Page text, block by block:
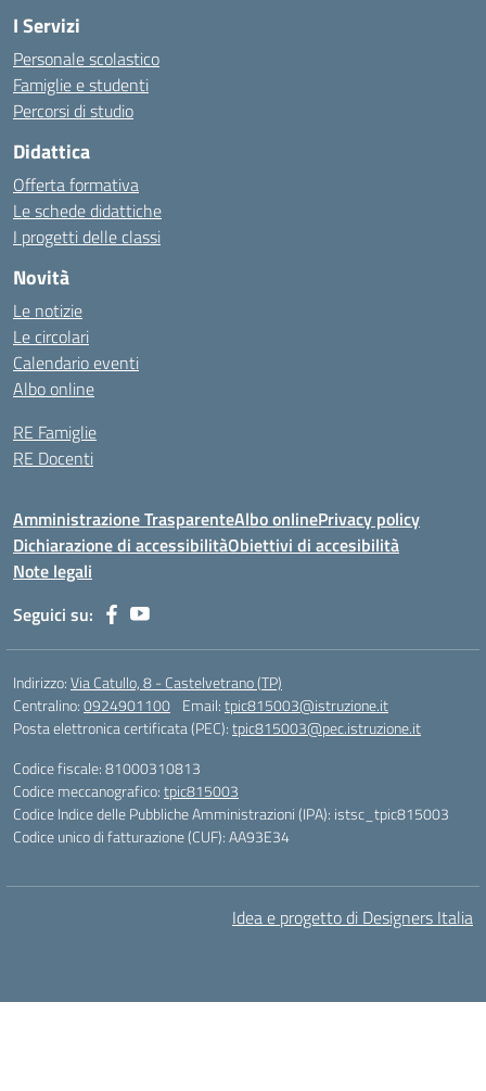
I Servizi
Personale scolastico
Famiglie e studenti
Percorsi di studio
Didattica
Offerta formativa
Le schede didattiche
I progetti delle classi
Novità
Le notizie
Le circolari
Calendario eventi
Albo online
RE Famiglie
RE Docenti
Amministrazione TrasparenteAlbo onlinePrivacy policy
Dichiarazione di accessibilitàObiettivi di accesibilità
Note legali
Seguici su:
Indirizzo:Via Catullo, 8 - Castelvetrano (TP)
Centralino:0924901100 Email:tpic815003@istruzione.it
Posta elettronica certificata (PEC):tpic815003@pec.istruzione.it
Codice fiscale: 81000310813
Codice meccanografico:tpic815003
Codice Indice delle Pubbliche Amministrazioni (IPA): istsc_tpic815003
Codice unico di fatturazione (CUF): AA93E34
Idea e progetto di Designers Italia